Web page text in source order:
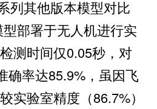
其他版本模型对比
署于无人机进行实
测时间仅0.05秒，对
确率达85.9%，虽因飞
实验室精度（86.7%）